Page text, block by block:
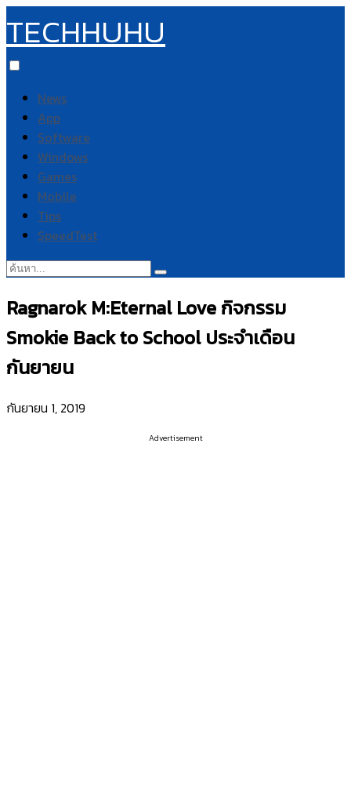
TECHHUHU
News
App
Software
Windows
Games
Mobile
Tips
SpeedTest
ค้นหา:
Ragnarok M:Eternal Love กิจกรรม
Smokie Back to School ประจำเดือน
กันยายน
กันยายน 1, 2019
Advertisement